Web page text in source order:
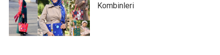
Kombinleri